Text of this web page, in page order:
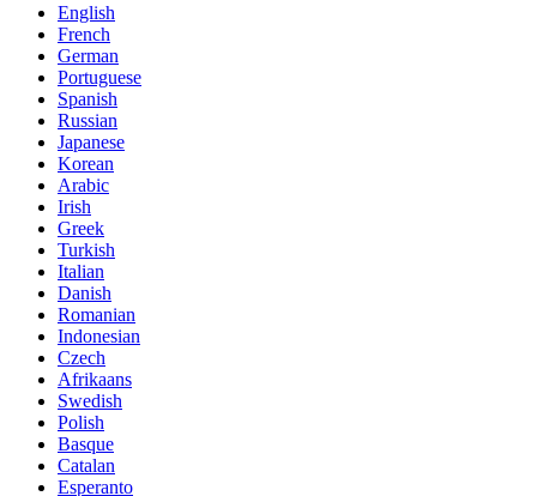
English
French
German
Portuguese
Spanish
Russian
Japanese
Korean
Arabic
Irish
Greek
Turkish
Italian
Danish
Romanian
Indonesian
Czech
Afrikaans
Swedish
Polish
Basque
Catalan
Esperanto